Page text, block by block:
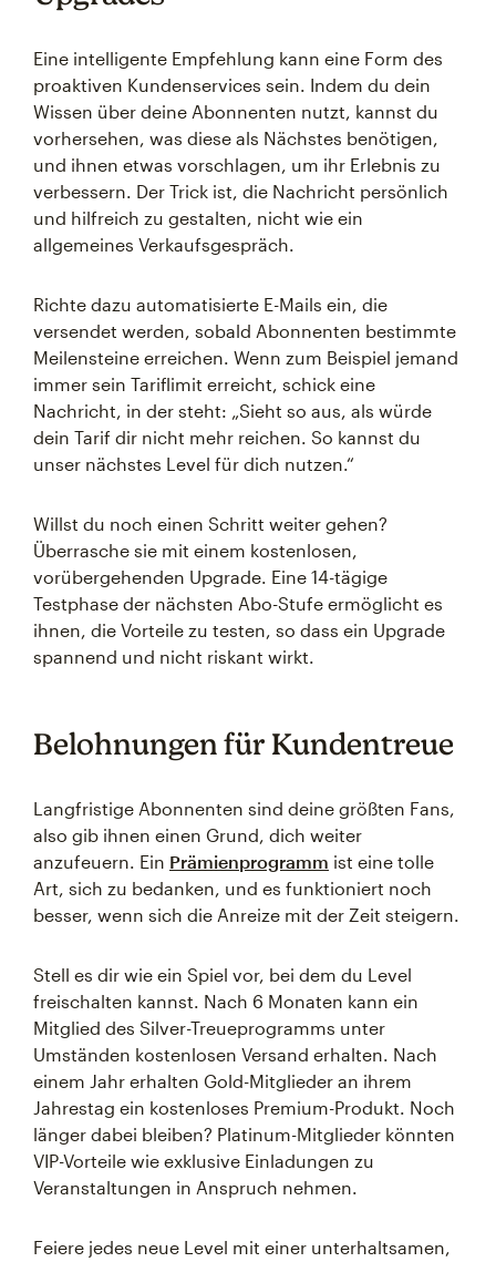
Eine intelligente Empfehlung kann eine Form des
proaktiven Kundenservices sein. Indem du dein
Wissen über deine Abonnenten nutzt, kannst du
vorhersehen, was diese als Nächstes benötigen,
und ihnen etwas vorschlagen, um ihr Erlebnis zu
verbessern. Der Trick ist, die Nachricht persönlich
und hilfreich zu gestalten, nicht wie ein
allgemeines Verkaufsgespräch.
Richte dazu automatisierte E-Mails ein, die
versendet werden, sobald Abonnenten bestimmte
Meilensteine erreichen. Wenn zum Beispiel jemand
immer sein Tariflimit erreicht, schick eine
Nachricht, in der steht: „Sieht so aus, als würde
dein Tarif dir nicht mehr reichen. So kannst du
unser nächstes Level für dich nutzen.“
Willst du noch einen Schritt weiter gehen?
Überrasche sie mit einem kostenlosen,
vorübergehenden Upgrade. Eine 14-tägige
Testphase der nächsten Abo-Stufe ermöglicht es
ihnen, die Vorteile zu testen, so dass ein Upgrade
spannend und nicht riskant wirkt.
Belohnungen für Kundentreue
Langfristige Abonnenten sind deine größten Fans,
also gib ihnen einen Grund, dich weiter
anzufeuern. Ein Prämienprogramm ist eine tolle
Art, sich zu bedanken, und es funktioniert noch
besser, wenn sich die Anreize mit der Zeit steigern.
Stell es dir wie ein Spiel vor, bei dem du Level
freischalten kannst. Nach 6 Monaten kann ein
Mitglied des Silver-Treueprogramms unter
Umständen kostenlosen Versand erhalten. Nach
einem Jahr erhalten Gold-Mitglieder an ihrem
Jahrestag ein kostenloses Premium-Produkt. Noch
länger dabei bleiben? Platinum-Mitglieder könnten
VIP-Vorteile wie exklusive Einladungen zu
Veranstaltungen in Anspruch nehmen.
Feiere jedes neue Level mit einer unterhaltsamen,